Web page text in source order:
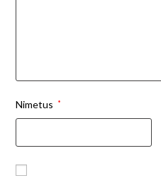
Nimetus *